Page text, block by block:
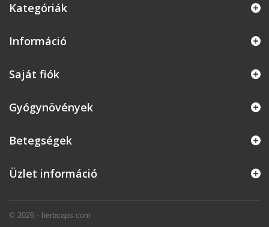
Kategóriák
Információ
© 2026 - herbcaps.com
Saját fiók
Gyógynövények
Betegségek
Üzlet információ